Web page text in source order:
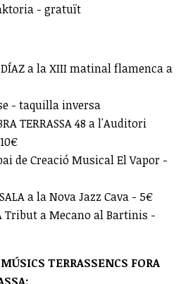
- gratuït
DÍAZ a la XIII matinal flamenca a
- taquilla inversa
TERRASSA 48 a l'Auditori
de Creació Musical El Vapor -
a la Nova Jazz Cava - 5€
Tribut a Mecano al Bartinis -
TERRASSENCS FORA